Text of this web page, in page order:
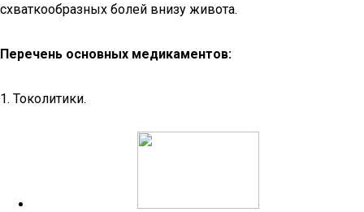
схваткообразных болей внизу живота.
Перечень основных медикаментов:
1. Токолитики.